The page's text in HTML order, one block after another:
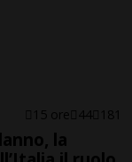
15 ore 44 181
la